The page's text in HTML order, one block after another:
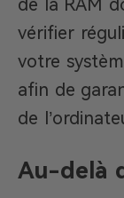
de la RAM
vérifier
votre
afin de
de
Au-delà